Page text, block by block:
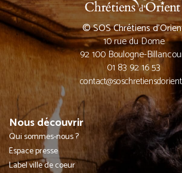
© SOS Chrétiens
10 rue du Dome
92 100 Boulogne-
01 83 92 16 53
Nous découvrir
Qui sommes-nous ?
Espace presse
Label ville de coeur